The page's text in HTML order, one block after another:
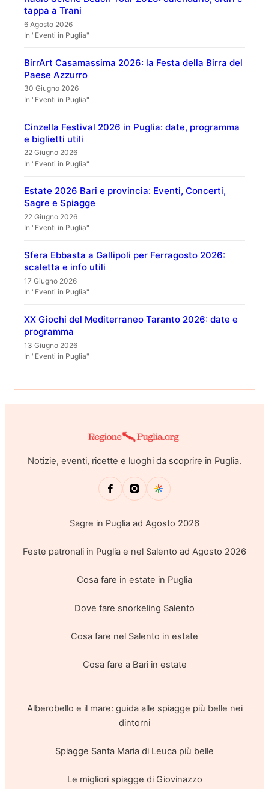
tappa a Trani
6 Agosto 2026
In "Eventi in Puglia"
BirrArt Casamassima 2026: la Festa della Birra del
Paese Azzurro
30 Giugno 2026
In "Eventi in Puglia"
Cinzella Festival 2026 in Puglia: date, programma
e biglietti utili
22 Giugno 2026
In "Eventi in Puglia"
Estate 2026 Bari e provincia: Eventi, Concerti,
Sagre e Spiagge
22 Giugno 2026
In "Eventi in Puglia"
Sfera Ebbasta a Gallipoli per Ferragosto 2026:
scaletta e info utili
17 Giugno 2026
In "Eventi in Puglia"
XX Giochi del Mediterraneo Taranto 2026: date e
programma
13 Giugno 2026
In "Eventi in Puglia"
Notizie, eventi, ricette e luoghi da scoprire in Puglia.
Sagre in Puglia ad Agosto 2026
Feste patronali in Puglia e nel Salento ad Agosto 2026
Cosa fare in estate in Puglia
Dove fare snorkeling Salento
Cosa fare nel Salento in estate
Cosa fare a Bari in estate
Alberobello e il mare: guida alle spiagge più belle nei
dintorni
Spiagge Santa Maria di Leuca più belle
Le migliori spiagge di Giovinazzo